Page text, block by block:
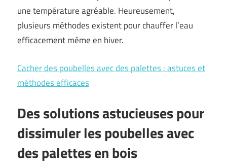
une température agréable. Heureusement,
plusieurs méthodes existent pour chauffer l’eau
efficacement même en hiver.
Cacher des poubelles avec des palettes : astuces et
méthodes efficaces
Des solutions astucieuses pour
dissimuler les poubelles avec
des palettes en bois